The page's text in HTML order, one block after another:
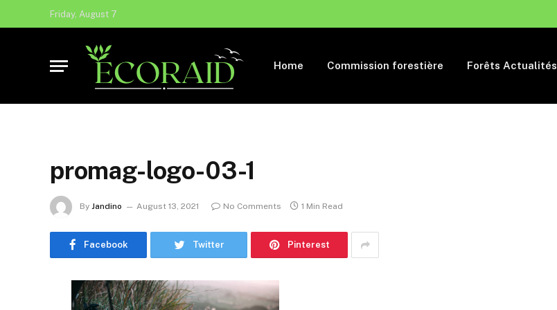
Friday, August 7
Home Commission forestière Forêts Actualités
promag-logo-03-1
By Jandino August 13, 2021 No Comments 1 Min Read
Facebook Twitter Pinterest